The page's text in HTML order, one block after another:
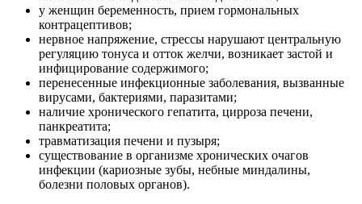
у женщин беременность, прием гормональных
контрацептивов;
нервное напряжение, стрессы нарушают центральную
регуляцию тонуса и отток желчи, возникает застой и
инфицирование содержимого;
перенесенные инфекционные заболевания, вызванные
вирусами, бактериями, паразитами;
наличие хронического гепатита, цирроза печени,
панкреатита;
травматизация печени и пузыря;
существование в организме хронических очагов
инфекции (кариозные зубы, небные миндалины,
болезни половых органов).